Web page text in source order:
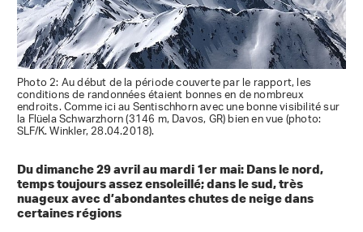
Photo 2: Au début de la période couverte par le rapport, les
conditions de randonnées étaient bonnes en de nombreux
endroits. Comme ici au Sentischhorn avec une bonne visibilité sur
la Flüela Schwarzhorn (3146 m, Davos, GR) bien en vue (photo:
SLF/K. Winkler, 28.04.2018).
Du dimanche 29 avril au mardi 1er mai: Dans le nord,
temps toujours assez ensoleillé; dans le sud, très
nuageux avec d’abondantes chutes de neige dans
certaines régions